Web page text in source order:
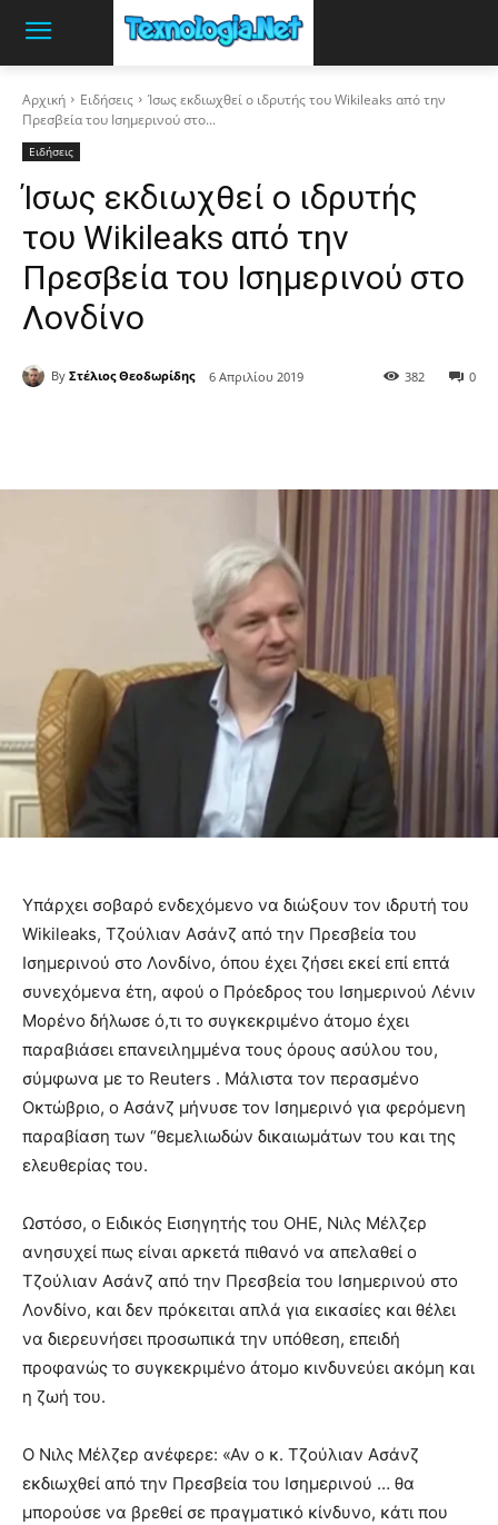
Αρχική Ειδήσεις
Ίσως εκδιωχθεί ο ιδρυτής του Wikileaks από την
Πρεσβεία του Ισημερινού στο...
Ειδήσεις
Ίσως εκδιωχθεί ο ιδρυτής
του Wikileaks από την
Πρεσβεία του Ισημερινού στο
Λονδίνο
By Στέλιος Θεοδωρίδης 6 Απριλίου 2019 0
382
Υπάρχει σοβαρό ενδεχόμενο να διώξουν τον ιδρυτή του
Wikileaks, Τζούλιαν Ασάνζ από την Πρεσβεία του
Ισημερινού στο Λονδίνο, όπου έχει ζήσει εκεί επί επτά
συνεχόμενα έτη, αφού ο Πρόεδρος του Ισημερινού Λένιν
Μορένο δήλωσε ό,τι το συγκεκριμένο άτομο έχει
παραβιάσει επανειλημμένα τους όρους ασύλου του,
σύμφωνα με το Reuters . Μάλιστα τον περασμένο
Οκτώβριο, ο Ασάνζ μήνυσε τον Ισημερινό για φερόμενη
παραβίαση των “θεμελιωδών δικαιωμάτων του και της
ελευθερίας του.
Ωστόσο, ο Ειδικός Εισηγητής του ΟΗΕ, Νιλς Μέλζερ
ανησυχεί πως είναι αρκετά πιθανό να απελαθεί ο
Τζούλιαν Ασάνζ από την Πρεσβεία του Ισημερινού στο
Λονδίνο, και δεν πρόκειται απλά για εικασίες και θέλει
να διερευνήσει προσωπικά την υπόθεση, επειδή
προφανώς το συγκεκριμένο άτομο κινδυνεύει ακόμη και
η ζωή του.
Ο Νιλς Μέλζερ ανέφερε: «Αν ο κ. Τζούλιαν Ασάνζ
εκδιωχθεί από την Πρεσβεία του Ισημερινού … θα
μπορούσε να βρεθεί σε πραγματικό κίνδυνο, κάτι που